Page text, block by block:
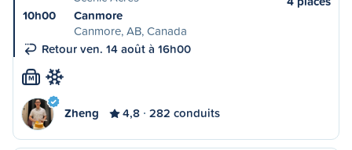
10h00
Canmore
Canmore, AB, Canada
Retour ven. 14 août à 16h00
M
Zheng 4,8 282 conduits